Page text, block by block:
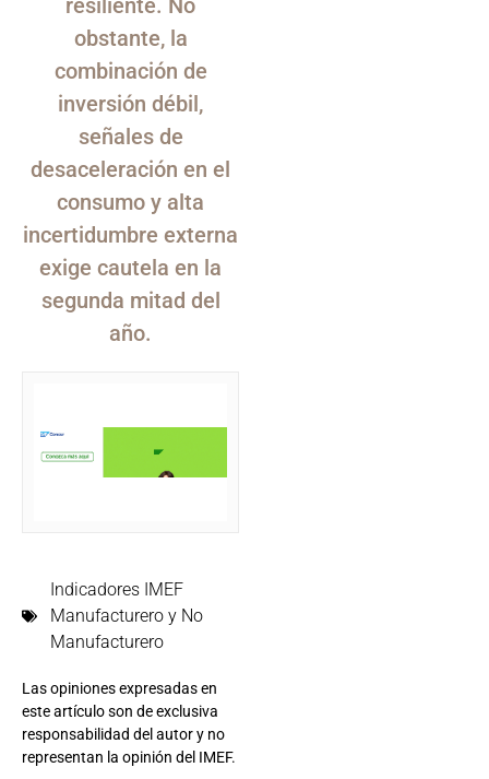
resiliente. No
obstante, la
combinación de
inversión débil,
señales de
desaceleración en el
consumo y alta
incertidumbre externa
exige cautela en la
segunda mitad del
año.
Indicadores IMEF
Manufacturero y No
Manufacturero
Las opiniones expresadas en
este artículo son de exclusiva
responsabilidad del autor y no
representan la opinión del IMEF.